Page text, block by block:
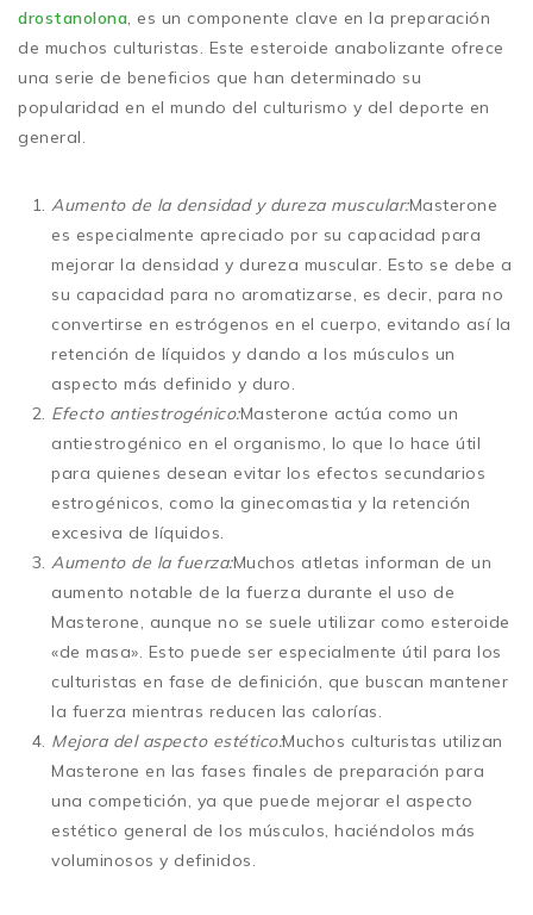
drostanolona , es un componente clave en la preparación
de muchos culturistas. Este esteroide anabolizante ofrece
una serie de beneficios que han determinado su
popularidad en el mundo del culturismo y del deporte en
general.
Aumento de la densidad y dureza muscular:Masterone
es especialmente apreciado por su capacidad para
mejorar la densidad y dureza muscular. Esto se debe a
su capacidad para no aromatizarse, es decir, para no
convertirse en estrógenos en el cuerpo, evitando así la
retención de líquidos y dando a los músculos un
aspecto más definido y duro.
Efecto antiestrogénico:Masterone actúa como un
antiestrogénico en el organismo, lo que lo hace útil
para quienes desean evitar los efectos secundarios
estrogénicos, como la ginecomastia y la retención
excesiva de líquidos.
Aumento de la fuerza:Muchos atletas informan de un
aumento notable de la fuerza durante el uso de
Masterone, aunque no se suele utilizar como esteroide
«de masa». Esto puede ser especialmente útil para los
culturistas en fase de definición, que buscan mantener
la fuerza mientras reducen las calorías.
Mejora del aspecto estético:Muchos culturistas utilizan
Masterone en las fases finales de preparación para
una competición, ya que puede mejorar el aspecto
estético general de los músculos, haciéndolos más
voluminosos y definidos.